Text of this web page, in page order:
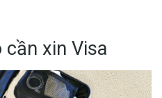
xin Visa